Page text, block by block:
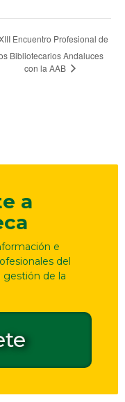
Encuentro Profesional de
Bibliotecarios Andaluces
con la AAB
a
e
del
gestión de la